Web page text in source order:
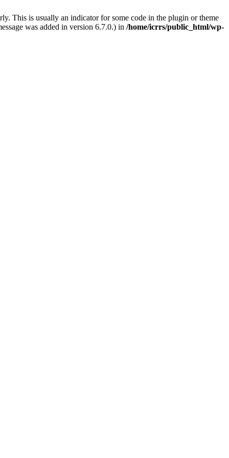
This is usually an indicator for some code in the plugin or theme
was added in version 6.7.0.) in /home/icrrs/public_html/wp-